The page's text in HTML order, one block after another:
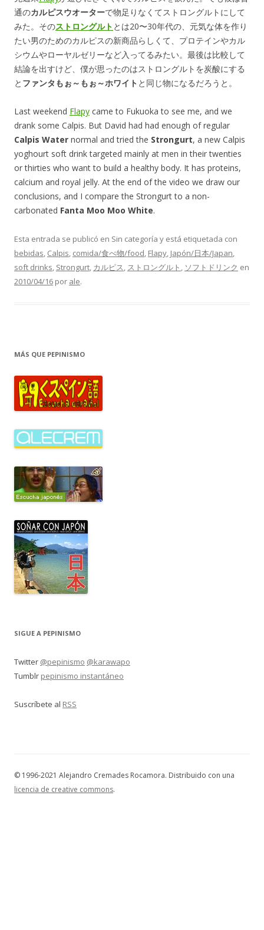
通のカルピスウオーターで物足りなくてストロングルトにして
みた。そのストロングルト とは20〜30年代の、元気な体を作り
たい男のためのカルピスの新商品らしくて、プロテインやカル
シウムやローヤルゼリーなど入ってるみたい。最後は比較して
結論を出すけど、僕が思ったのはストロングルトを炭酸にする
と ファンタもぉ～もぉ～ホワイト と同じ物になるだろうと。
Last weekend Flapy came to Fukuoka to see me, and we
drank some Calpis. But David had had enough of regular
Calpis Water normal and tried the Strongurt, a new Calpis
yoghourt soft drink targeted mainly at men in their twenties
or thirties who want to build a healthy body. It has proteins,
calcium and royal jelly. At the end of the video we draw our
conclusions, and I compare the Strongurt to a non-
carbonated Fanta Moo Moo White.
Esta entrada se publicó en Sin categoría y está etiquetada con
bebidas, Calpis, comida/食べ物/food, Flapy, Japón/日本/Japan,
soft drinks, Strongurt, カルピス, ストロングルト , ソフトドリンク en
2010/04/16 por ale.
MÁS QUE PEPINISMO
SIGUE A PEPINISMO
Twitter @pepinismo @karawapo
Tumblr pepinismo instantáneo
Suscríbete al RSS
© 1996-2021 Alejandro Cremades Rocamora. Distribuido con una
licencia de creative commons.